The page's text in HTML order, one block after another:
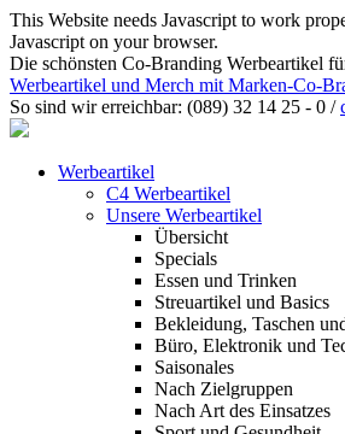
This Website needs Javascript to work
Javascript on your browser.
Die schönsten Co-Branding Werbeartikel
Werbeartikel und Merch mit Marken-Co-
So sind wir erreichbar: (089) 32 14 25 - 0 /
Werbeartikel
C4 Werbeartikel
Unsere Werbeartikel
Übersicht
Specials
Essen und Trinken
Streuartikel und Basics
Bekleidung, Taschen
Büro, Elektronik und
Saisonales
Nach Zielgruppen
Nach Art des Einsatzes